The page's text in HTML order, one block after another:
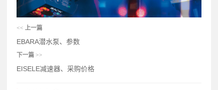
<< 上一篇
EBARA潜水泵、参数
下一篇 >>
EISELE减速器、采购价格